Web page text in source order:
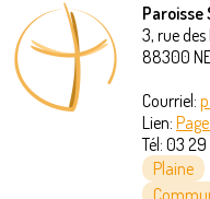
Vous
êtes
3, rue des
88300
Courriel:
Lien:
Tél: 03 29
Plaine